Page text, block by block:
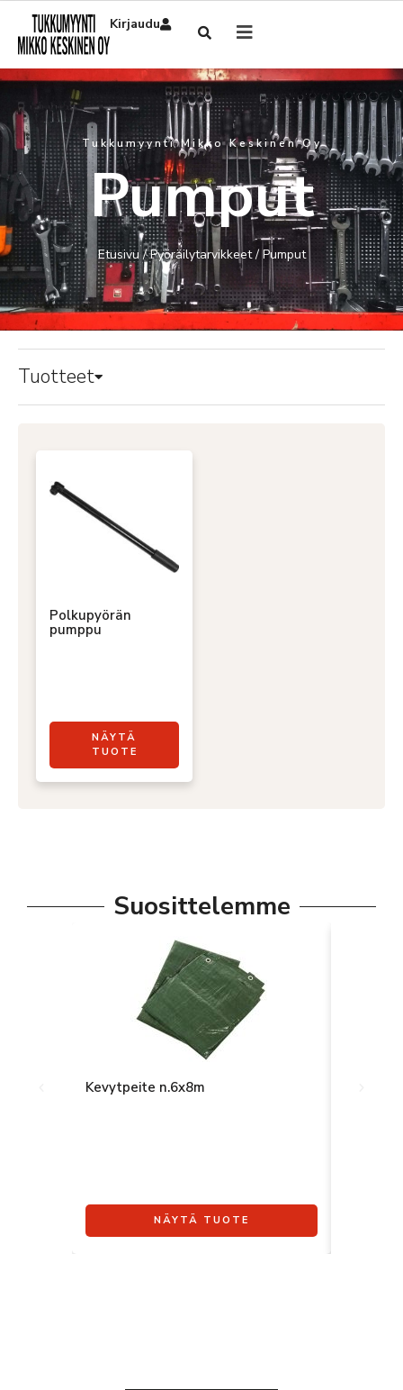
Kirjaudu
Tukkumyynti Mikko Keskinen Oy
Pumput
Etusivu/Pyöräilytarvikkeet/ Pumput
Tuotteet
Polkupyörän
pumppu
NÄYTÄ
TUOTE
Suosittelemme
Kevytpeite n.6x8m
NÄYTÄ TUOTE